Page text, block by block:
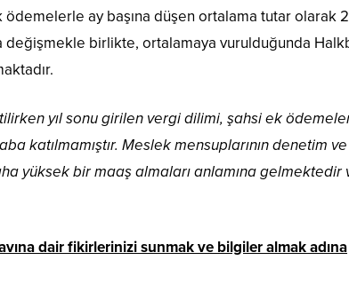
ay başına düşen ortalama tutar olarak
değişmekle birlikte, ortalamaya vurulduğunda
yıl sonu girilen vergi dilimi, şahsi ek
katılmamıştır. Meslek mensuplarının denetim ve
yüksek bir maaş almaları anlamına gelmektedir
dair fikirlerinizi sunmak ve bilgiler almak adına